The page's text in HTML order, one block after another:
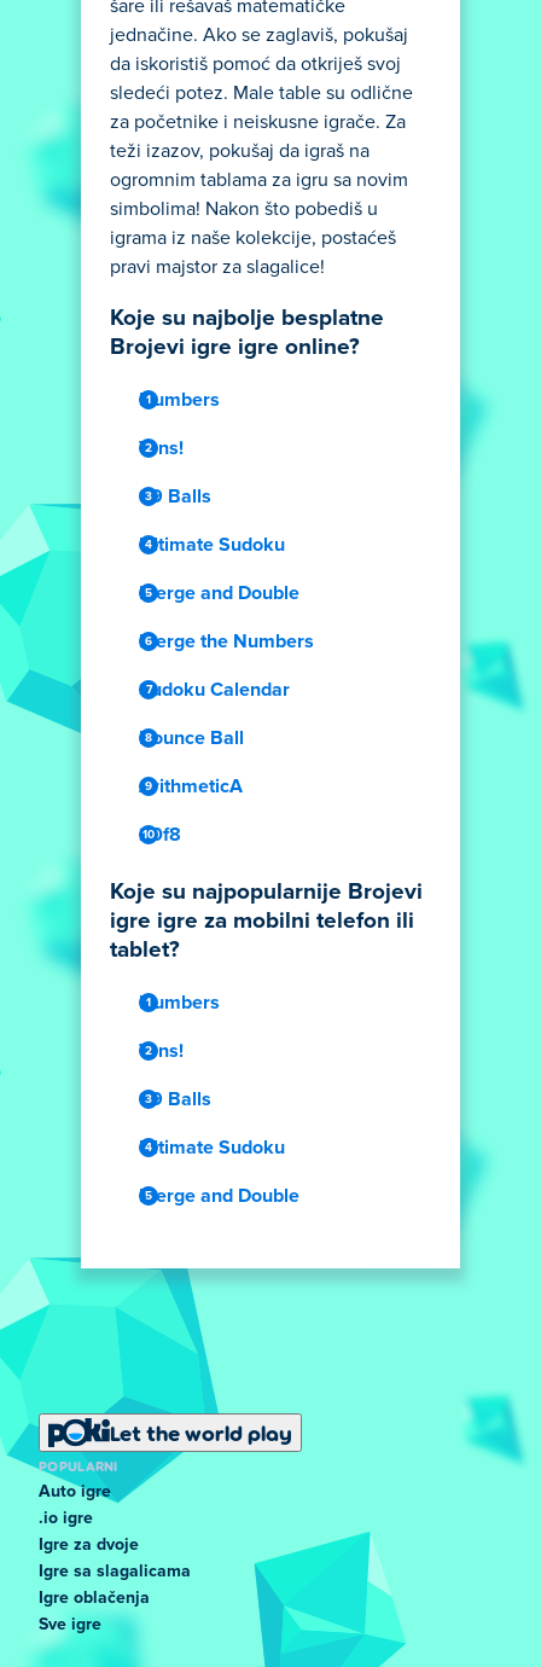
šare ili rešavaš matematičke
jednačine. Ako se zaglaviš, pokušaj
da iskoristiš pomoć da otkriješ svoj
sledeći potez. Male table su odlične
za početnike i neiskusne igrače. Za
teži izazov, pokušaj da igraš na
ogromnim tablama za igru sa novim
simbolima! Nakon što pobediš u
igrama iz naše kolekcije, postaćeš
pravi majstor za slagalice!
Koje su najbolje besplatne
Brojevi igre igre online?
Numbers
Tens!
99 Balls
Ultimate Sudoku
Merge and Double
Merge the Numbers
Sudoku Calendar
Bounce Ball
ArithmeticA
20f8
Koje su najpopularnije Brojevi
igre igre za mobilni telefon ili
tablet?
Numbers
Tens!
99 Balls
Ultimate Sudoku
Merge and Double
Let the world play
POPULARNI
Auto igre
.io igre
Igre za dvoje
Igre sa slagalicama
Igre oblačenja
Sve igre